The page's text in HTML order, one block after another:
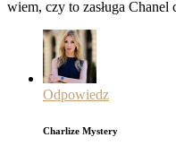
wiem, czy to zasługa
Odpowiedz
Charlize Mystery